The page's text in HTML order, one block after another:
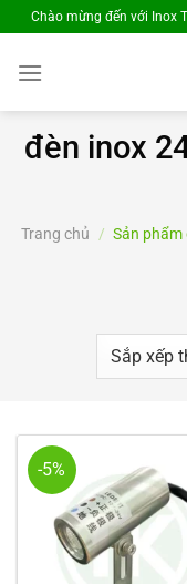
Chuyển
đến
nội
Chào mừng đến với Inox
đèn inox
Trang chủ / Sản phẩm
-5%